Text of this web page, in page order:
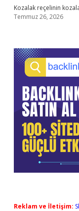
Kozalak reçelinin
Temmuz 26, 2026
Reklam ve İletişim: